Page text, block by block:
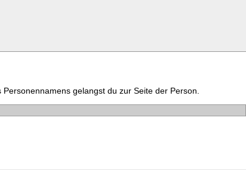
gelangst du zur Seite der Person.